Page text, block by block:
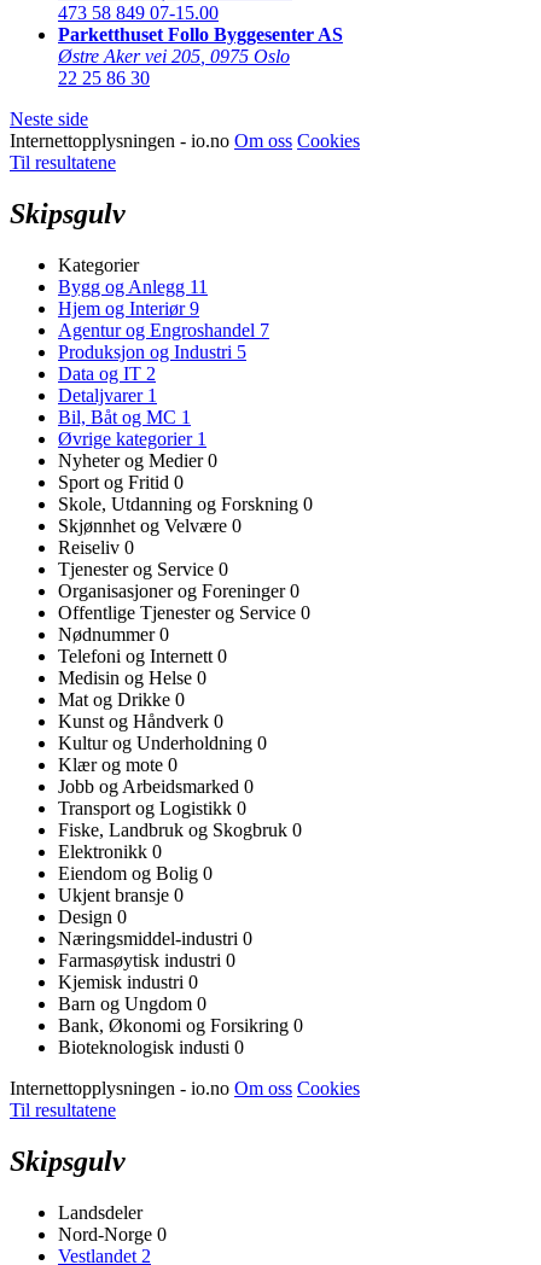
473 58 849 07-15.00
Parketthuset Follo Byggesenter AS
Østre Aker vei 205 0975 Oslo
22 25 86 30
Neste side
Internettopplysningen - io.no Om oss Cookies
Til resultatene
Skipsgulv
Kategorier
Bygg og Anlegg 11
Hjem og Interiør9
Agentur og Engroshandel 7
Produksjon og Industri 5
Data og IT 2
Detaljvarer 1
Bil, Båt og MC 1
Øvrige kategorier 1
Nyheter og Medier0
Sport og Fritid 0
Skole, Utdanning og Forskning 0
Skjønnhet og Velvære 0
Reiseliv 0
Tjenester og Service 0
Organisasjoner og Foreninger0
Offentlige Tjenester og Service 0
Nødnummer0
Telefoni og Internett 0
Medisin og Helse 0
Mat og Drikke 0
Kunst og Håndverk 0
Kultur og Underholdning 0
Klær og mote 0
Jobb og Arbeidsmarked 0
Transport og Logistikk 0
Fiske, Landbruk og Skogbruk 0
Elektronikk 0
Eiendom og Bolig 0
Ukjent bransje 0
Design 0
Næringsmiddel-industri 0
Farmasøytisk industri 0
Kjemisk industri 0
Barn og Ungdom 0
Bank, Økonomi og Forsikring 0
Bioteknologisk industi 0
Internettopplysningen - io.no Om oss Cookies
Til resultatene
Skipsgulv
Landsdeler
Nord-Norge 0
Vestlandet 2